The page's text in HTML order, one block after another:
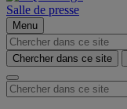
Salle de presse
Menu
Chercher dans ce site